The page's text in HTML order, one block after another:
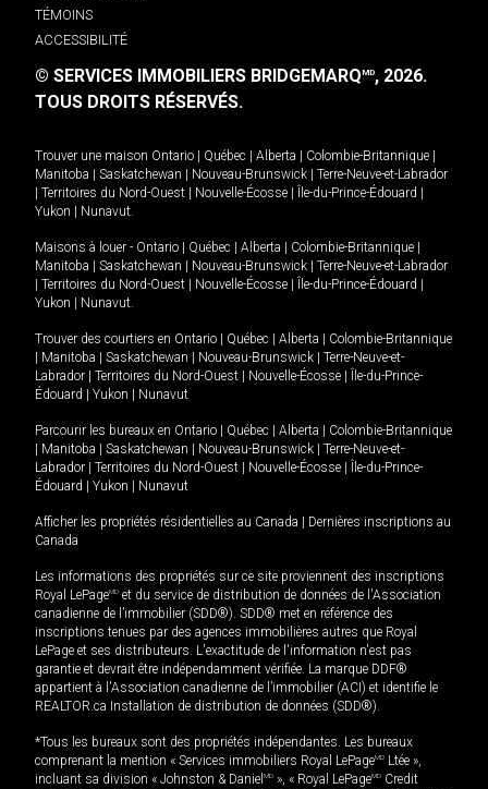
TÉMOINS
ACCESSIBILITÉ
© SERVICES IMMOBILIERS BRIDGEMARQMD, 2026.
TOUS DROITS RÉSERVÉS.
Trouver une maison Ontario Québec Alberta Colombie-Britannique
Manitoba
Saskatchewan Nouveau-Brunswick
Terre-Neuve-et-Labrador
Territoires du Nord-Ouest Nouvelle-Écosse Île-du-Prince-Édouard
Yukon
Nunavut.
Maisons à louer - Ontario Québec Alberta Colombie-Britannique
Manitoba
Saskatchewan Nouveau-Brunswick
Terre-Neuve-et-Labrador
Territoires du Nord-Ouest Nouvelle-Écosse Île-du-Prince-Édouard
Yukon
Nunavut.
Trouver des courtiers en Ontario Québec Alberta
Colombie-Britannique
Manitoba Saskatchewan Nouveau-Brunswick
Terre-Neuve-et-
Labrador
Territoires du Nord-Ouest Nouvelle-Écosse
Île-du-Prince-
Édouard
Yukon Nunavut
Parcourir les bureaux en Ontario Québec Alberta
Colombie-Britannique
Manitoba Saskatchewan Nouveau-Brunswick
Terre-Neuve-et-
Labrador
Territoires du Nord-Ouest Nouvelle-Écosse
Île-du-Prince-
Édouard
Yukon Nunavut
Afficher les propriétés résidentielles au Canada
Dernières inscriptions au
Canada
Les informations des propriétés sur ce site proviennent des inscriptions
Royal LePageMD et du service de distribution de données de l'Association
canadienne de l’immobilier (SDD®). SDD® met en référence des
inscriptions tenues par des agences immobilières autres que Royal
LePage et ses distributeurs. L'exactitude de l'information n'est pas
garantie et devrait être indépendamment vérifiée. La marque DDF®
appartient à l'Association canadienne de l’immobilier (ACI) et identifie le
REALTOR.ca Installation de distribution de données (SDD®).
*Tous les bureaux sont des propriétés indépendantes. Les bureaux
comprenant la mention « Services immobiliers Royal LePageMD Ltée »,
incluant sa division « Johnston & Daniel MD », « Royal LePageMD Credit